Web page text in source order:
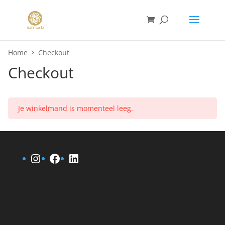
Home Checkout
Checkout
Je winkelmand is momenteel leeg.
Instagram
Facebook
LinkedIn